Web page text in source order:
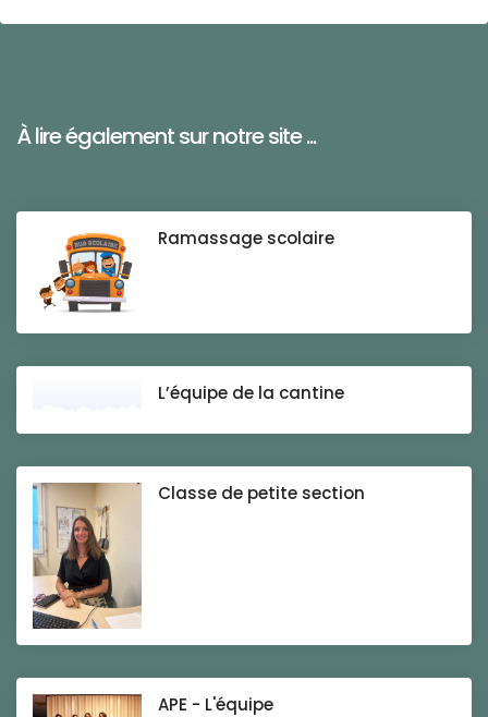
À lire également sur notre site ...
Ramassage scolaire
L’équipe de la cantine
Classe de petite section
APE - L'équipe